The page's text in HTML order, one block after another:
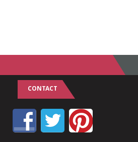
CONTACT